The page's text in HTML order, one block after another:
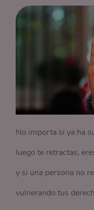
No importa si ya ha
luego te retractas,
y si una persona no
vulnerando tus